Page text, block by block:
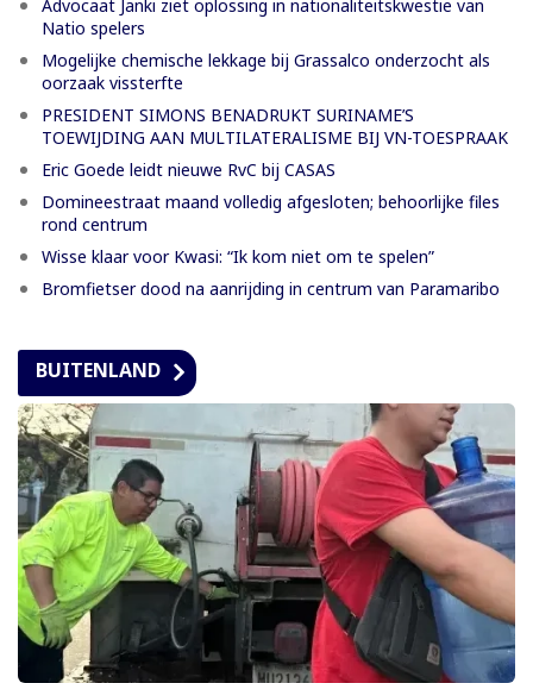
Advocaat Janki ziet oplossing in nationaliteitskwestie van
Natio spelers
Mogelijke chemische lekkage bij Grassalco onderzocht als
oorzaak vissterfte
PRESIDENT SIMONS BENADRUKT SURINAME’S
TOEWIJDING AAN MULTILATERALISME BIJ VN-TOESPRAAK
Eric Goede leidt nieuwe RvC bij CASAS
Domineestraat maand volledig afgesloten; behoorlijke files
rond centrum
Wisse klaar voor Kwasi: “Ik kom niet om te spelen”
Bromfietser dood na aanrijding in centrum van Paramaribo
BUITENLAND